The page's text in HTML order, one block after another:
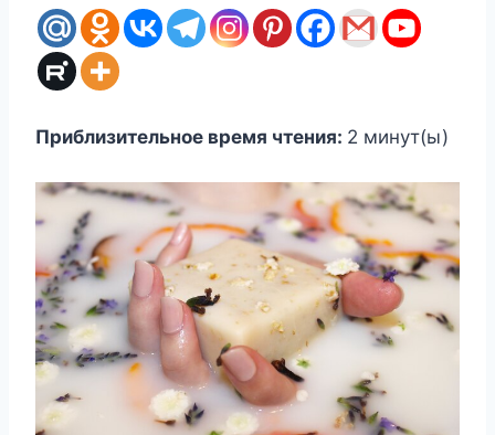
Приблизительное время чтения: 2 минут(ы)